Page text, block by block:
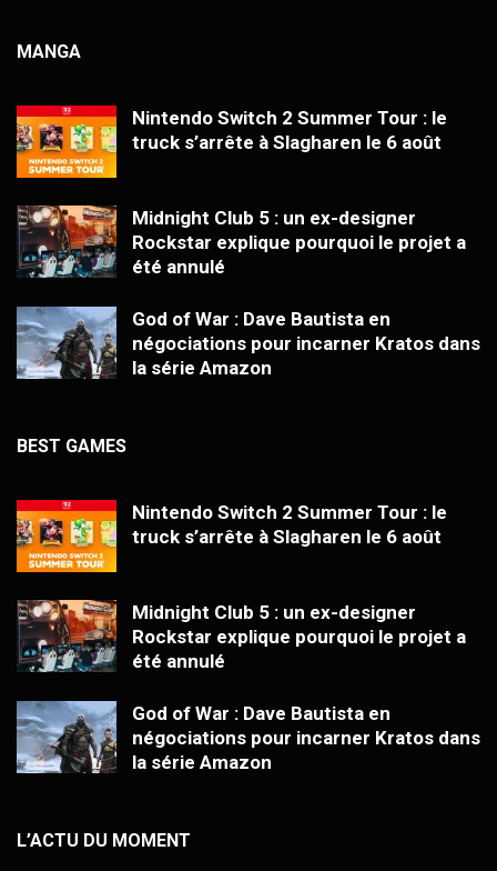
MANGA
Nintendo Switch 2 Summer Tour : le
truck s’arrête à Slagharen le 6 août
Midnight Club 5 : un ex-designer
Rockstar explique pourquoi le projet a
été annulé
God of War : Dave Bautista en
négociations pour incarner Kratos dans
la série Amazon
BEST GAMES
Nintendo Switch 2 Summer Tour : le
truck s’arrête à Slagharen le 6 août
Midnight Club 5 : un ex-designer
Rockstar explique pourquoi le projet a
été annulé
God of War : Dave Bautista en
négociations pour incarner Kratos dans
la série Amazon
L’ACTU DU MOMENT